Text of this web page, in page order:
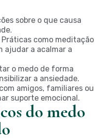
sobre o que causa
Práticas como meditação
ajudar a acalmar a
o medo de forma
a ansiedade.
amigos, familiares ou
suporte emocional.
do medo